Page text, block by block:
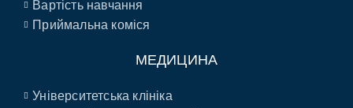
Вартість навчання
Приймальна коміся
МЕДИЦИНА
Університетська клініка